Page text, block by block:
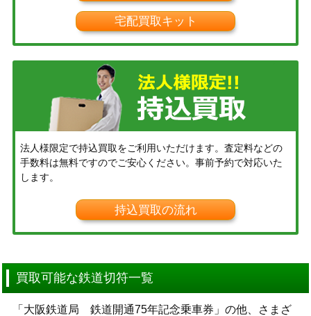
宅配買取キット
法人様限定で持込買取をご利用いただけます。査定料などの
手数料は無料ですのでご安心ください。事前予約で対応いた
します。
持込買取の流れ
買取可能な鉄道切符一覧
「大阪鉄道局 鉄道開通75年記念乗車券」の他、さまざ